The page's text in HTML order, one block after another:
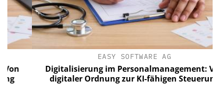
EASY SOFTWARE AG
Digitalisierung im Personalmanagement: Von
digitaler Ordnung zur KI-fähigen Steuerung